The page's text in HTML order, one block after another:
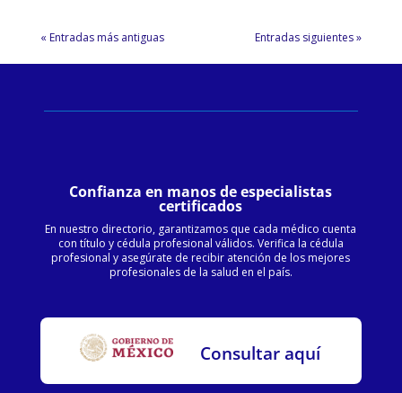
« Entradas más antiguas Entradas siguientes »
Confianza en manos de especialistas
certificados
En nuestro directorio, garantizamos que cada médico cuenta
con título y cédula profesional válidos. Verifica la cédula
profesional y asegúrate de recibir atención de los mejores
profesionales de la salud en el país.
Consultar aquí